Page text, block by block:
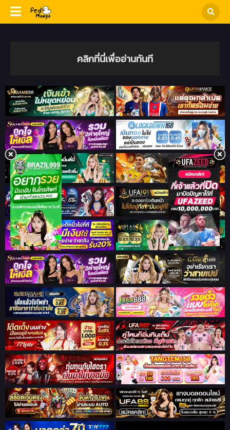
คลิกที่นี่เพื่ออ่านทันที